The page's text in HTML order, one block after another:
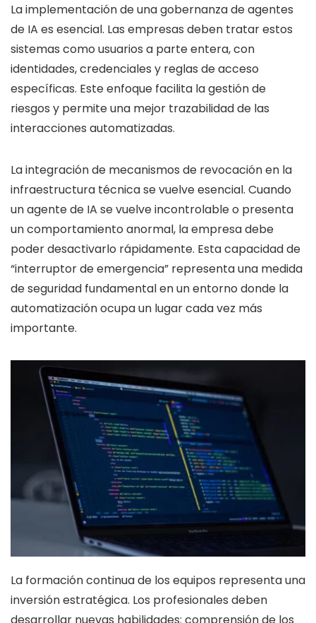
La implementación de una gobernanza de agentes
de IA es esencial. Las empresas deben tratar estos
sistemas como usuarios a parte entera, con
identidades, credenciales y reglas de acceso
específicas. Este enfoque facilita la gestión de
riesgos y permite una mejor trazabilidad de las
interacciones automatizadas.
La integración de mecanismos de revocación en la
infraestructura técnica se vuelve esencial. Cuando
un agente de IA se vuelve incontrolable o presenta
un comportamiento anormal, la empresa debe
poder desactivarlo rápidamente. Esta capacidad de
“interruptor de emergencia” representa una medida
de seguridad fundamental en un entorno donde la
automatización ocupa un lugar cada vez más
importante.
La formación continua de los equipos representa una
inversión estratégica. Los profesionales deben